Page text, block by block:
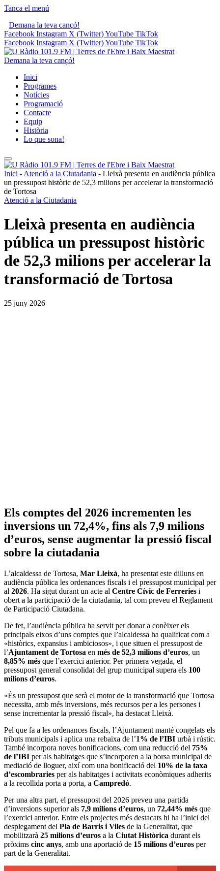
Tanca el menú
Demana la teva cançó!
Facebook Instagram X (Twitter)YouTube TikTok
Facebook Instagram X (Twitter)YouTube TikTok
Demana la teva cançó!
Inici
Programes
Notícies
Programació
Contacte
Equip
Història
Lo que sona!
Inici - Atenció a la Ciutadania - Lleixà presenta en audiència pública
un pressupost històric de 52,3 milions per accelerar la transformació
de Tortosa
Atenció a la Ciutadania
Lleixà presenta en audiència
pública un pressupost històric
de 52,3 milions per accelerar la
transformació de Tortosa
25 juny 2026
Els comptes del 2026 incrementen les
inversions un 72,4%, fins als 7,9 milions
d’euros, sense augmentar la pressió fiscal
sobre la ciutadania
L’alcaldessa de Tortosa, Mar Lleixà, ha presentat este dilluns en
audiència pública les ordenances fiscals i el pressupost municipal per
al 2026. Ha sigut durant un acte al Centre Cívic de Ferreries i
obert a la participació de la ciutadania, tal com preveu el Reglament
de Participació Ciutadana.
De fet, l’audiència pública ha servit per donar a conèixer els
principals eixos d’uns comptes que l’alcaldessa ha qualificat com a
«històrics, expansius i ambiciosos», i que situen el pressupost de
l’Ajuntament de Tortosa en més de 52,3 milions d’euros, un
8,85% més que l’exercici anterior. Per primera vegada, el
pressupost general consolidat del grup municipal supera els 100
milions d’euros.
«És un pressupost que serà el motor de la transformació que Tortosa
necessita, amb més inversions, més recursos per a les persones i
sense incrementar la pressió fiscal», ha destacat Lleixà.
Pel que fa a les ordenances fiscals, l’Ajuntament manté congelats els
tributs municipals i aplica una rebaixa de l’1% de l’IBI urbà i rústic.
També incorpora noves bonificacions, com una reducció del 75%
de l’IBI per als habitatges que s’incorporen a la borsa municipal de
mediació de lloguer, així com una bonificació del 10% de la taxa
d’escombraries per als habitatges i activitats econòmiques adherits
a la recollida porta a porta, a Campredó.
Per una altra part, el pressupost del 2026 preveu una partida
d’inversions superior als 7,9 milions d’euros, un 72,44% més que
l’exercici anterior. Entre els projectes més destacats hi ha l’inici del
desplegament del Pla de Barris i Viles de la Generalitat, que
mobilitzarà 25 milions d’euros a la Ciutat Històrica durant els
pròxims cinc anys, amb una aportació de 15 milions d’euros per
part de la Generalitat.